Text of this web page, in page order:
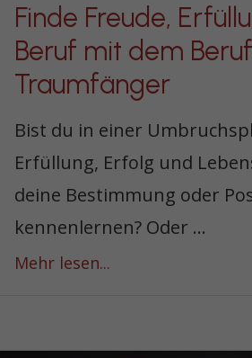
Finde Freude,
Beruf mit dem
Traumfänger
Bist du in einer
Erfüllung, Erfolg und
deine Bestimmung oder
kennenlernen? Oder ...
Mehr lesen...